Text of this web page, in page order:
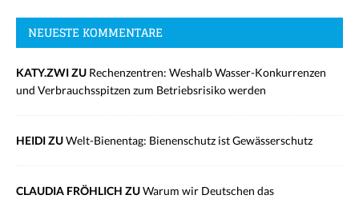
NEUESTE KOMMENTARE
KATY.ZWI ZU Rechenzentren: Weshalb Wasser-Konkurrenzen
und Verbrauchsspitzen zum Betriebsrisiko werden
HEIDI ZUWelt-Bienentag: Bienenschutz ist Gewässerschutz
CLAUDIA FRÖHLICH ZUWarum wir Deutschen das